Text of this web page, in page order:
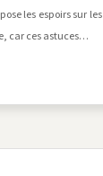
les espoirs sur les
car ces astuces…